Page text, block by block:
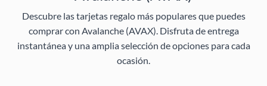
Descubre las tarjetas regalo más populares que puedes
comprar con Avalanche (AVAX). Disfruta de entrega
instantánea y una amplia selección de opciones para cada
ocasión.